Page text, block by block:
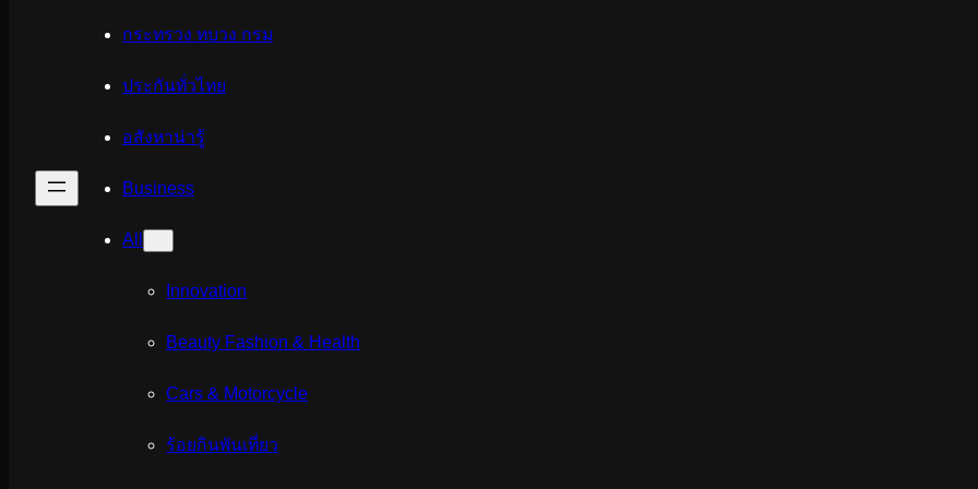
กระทรวง ทบวง กรม
ประกันทั่วไทย
อสังหาน่ารู้
Business
All
Innovation
Beauty Fashion & Health
Cars & Motorcycle
ร้อยกินพันเที่ยว